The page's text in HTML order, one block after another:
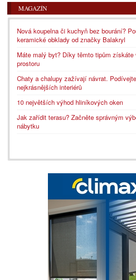
MAGAZÍN
Nová koupelna či kuchyň bez bourání?
keramické obklady od značky Balakryl
Máte malý byt? Díky těmto tipům získáte
prostoru
Chaty a chalupy zažívají návrat.
nejkrásnějších interiérů
10 největších výhod hliníkových oken
Jak zařídit terasu? Začněte správným
nábytku